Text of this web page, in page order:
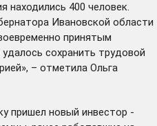
находились 400 человек.
Ивановской области
принятым
сохранить трудовой
– отметила Ольга
пришел новый инвестор -